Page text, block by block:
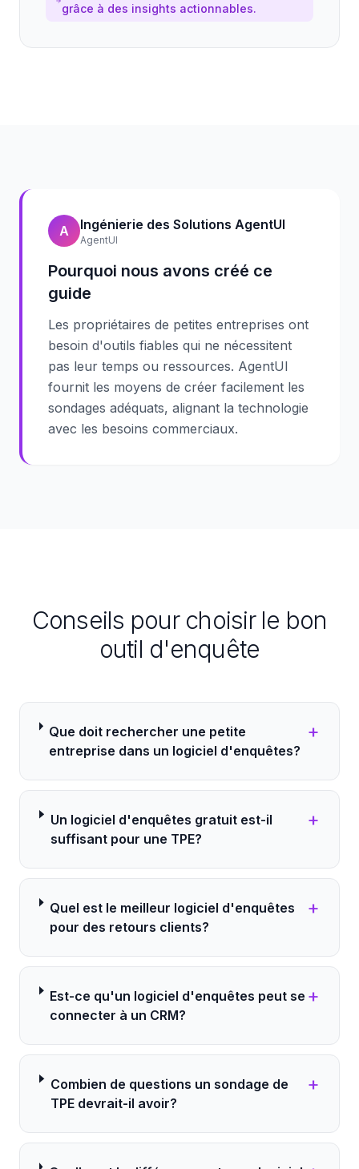
grâce à des insights actionnables.
A Ingénierie des Solutions AgentUI
AgentUI
Pourquoi nous avons créé ce
guide
Les propriétaires de petites entreprises ont
besoin d'outils fiables qui ne nécessitent
pas leur temps ou ressources. AgentUI
fournit les moyens de créer facilement les
sondages adéquats, alignant la technologie
avec les besoins commerciaux.
Conseils pour choisir le bon
outil d'enquête
Que doit rechercher une petite
entreprise dans un logiciel d'enquêtes?
+
Un logiciel d'enquêtes gratuit est-il
suffisant pour une TPE?
+
Quel est le meilleur logiciel d'enquêtes
pour des retours clients?
+
Est-ce qu'un logiciel d'enquêtes peut se
connecter à un CRM?
+
Combien de questions un sondage de
TPE devrait-il avoir?
+